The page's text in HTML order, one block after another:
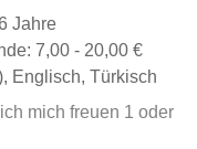
Jahre
7,00 - 20,00 €
Englisch, Türkisch
mich freuen 1 oder